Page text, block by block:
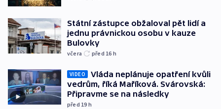
Státní zástupce obžaloval pět lidí a
jednu právnickou osobu v kauze
Bulovky
včera před 16 h
VIDEO
Vláda neplánuje opatření kvůli
vedrům, říká Maříková. Svárovská:
Připravme se na následky
před 19 h